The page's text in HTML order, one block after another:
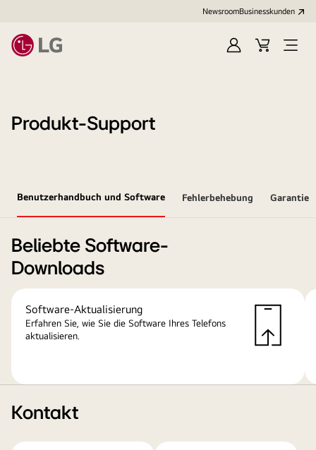
NewsroomBusinesskunden
AnmeldenWarenkorb
Menü
Produkt-Support
Benutzerhandbuch und Software Fehlerbehebung Garantie
Beliebte Software-
Downloads
Software-Aktualisierung
Erfahren Sie, wie Sie die Software Ihres Telefons
aktualisieren.
Kontakt